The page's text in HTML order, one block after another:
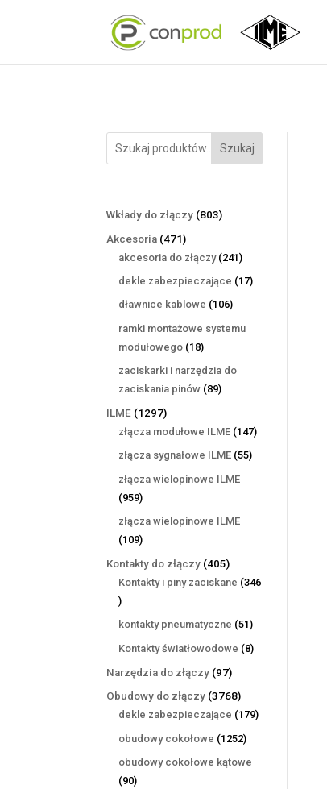
Szukaj
Wkłady do złączy 803803
Akcesoria 471471
produktów
akcesoria do złączy 241241
produktów
dekle zabezpieczające 1717
dławnice kablowe 106106
ramki montażowe systemu
modułowego 1818
produktów
zaciskarki i narzędzia do
zaciskania pinów 8989
ILME 12971297
produktów
złącza modułowe ILME 147147
złącza sygnałowe ILME 5555
złącza wielopinowe ILME
959959
produktów
złącza wielopinowe ILME
109109
produktów
Kontakty do złączy 405405
produktów
Kontakty i piny zaciskane 346
346
produktów
kontakty pneumatyczne 5151
produktów
Kontakty światłowodowe 88
Narzędzia do złączy 9797
produktów
Obudowy do złączy 37683768
produktów
dekle zabezpieczające 179179
obudowy cokołowe 12521252
obudowy cokołowe kątowe
9090